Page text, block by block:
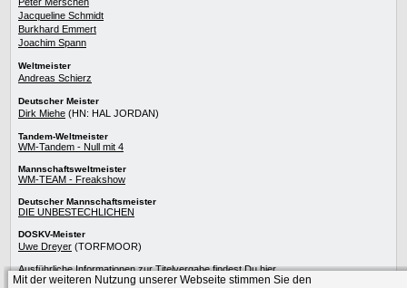
Jacqueline Schmidt
Burkhard Emmert
Joachim Spann
Weltmeister
Andreas Schierz
Deutscher Meister
Dirk Miehe (HN: HAL JORDAN)
Tandem-Weltmeister
WM-Tandem - Null mit 4
Mannschaftsweltmeister
WM-TEAM - Freakshow
Deutscher Mannschaftsmeister
DIE UNBESTECHLICHEN
DOSKV-Meister
Uwe Dreyer (TORFMOOR)
Ausführliche Informationen zurTitelvergabefindest Duhier.
Die besten Skatspielerwerden im Skat-Netzwerk präsentiert.
Mit der weiteren Nutzung unserer Webseite stimmen Sie den